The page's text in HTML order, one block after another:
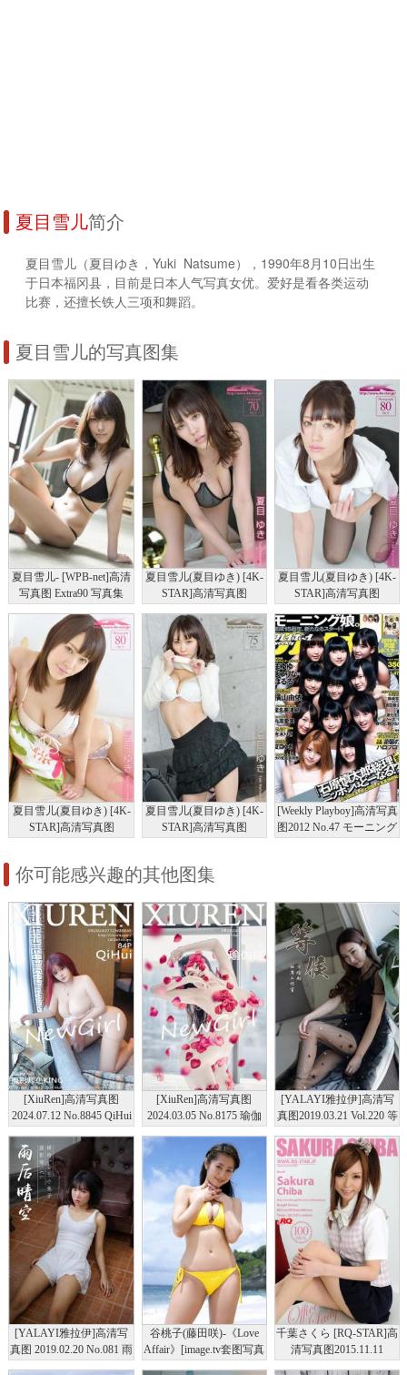
夏目雪儿简介
夏目雪儿（夏目ゆき，Yuki Natsume），1990年8月10日出生
于日本福冈县，目前是日本人气写真女优。爱好是看各类运动
比赛，还擅长铁人三项和舞蹈。
夏目雪儿的写真图集
夏目雪儿- [WPB-net]高清
写真图 Extra90 写真集
夏目雪儿(夏目ゆき) [4K-
STAR]高清写真图
（ブラック）
夏目雪儿(夏目ゆき) [4K-
STAR]高清写真图
Office Lady
夏目雪儿(夏目ゆき) [4K-
STAR]高清写真图
夏目雪儿(夏目ゆき) [4K-
STAR]高清写真图
[Weekly Playboy]高清写真
图2012 No.47 モーニング
你可能感兴趣的其他图集
[XiuRen]高清写真图
2024.07.12 No.8845 QiHui
[XiuRen]高清写真图
2024.03.05 No.8175 瑜伽
[YALAYI雅拉伊]高清写
真图2019.03.21 Vol.220 等
[YALAYI雅拉伊]高清写
真图 2019.02.20 No.081 雨
谷桃子(藤田咲)-《Love
Affair》[image.tv套图写真
千葉さくら [RQ-STAR]高
清写真图2015.11.11